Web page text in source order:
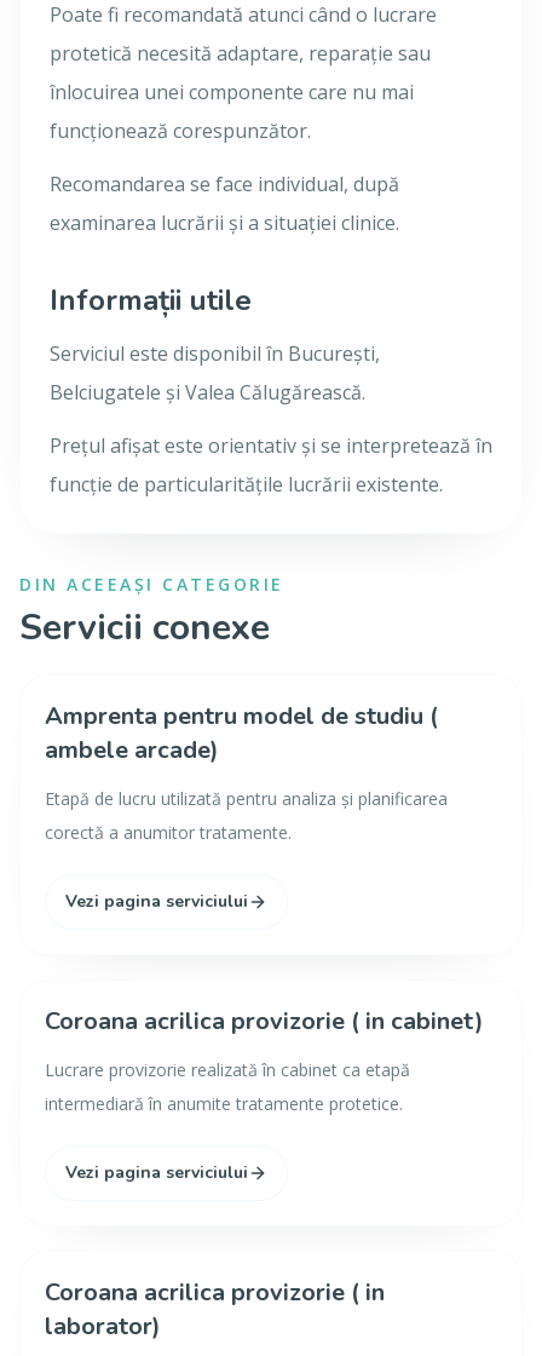
Poate fi recomandată atunci când o lucrare
protetică necesită adaptare, reparație sau
înlocuirea unei componente care nu mai
funcționează corespunzător.
Recomandarea se face individual, după
examinarea lucrării și a situației clinice.
Informații utile
Serviciul este disponibil în București,
Belciugatele și Valea Călugărească.
Prețul afișat este orientativ și se interpretează în
funcție de particularitățile lucrării existente.
DIN ACEEAȘI CATEGORIE
Servicii conexe
Amprenta pentru model de studiu (
ambele arcade)
Etapă de lucru utilizată pentru analiza și planificarea
corectă a anumitor tratamente.
Vezi pagina serviciului
Coroana acrilica provizorie ( in cabinet)
Lucrare provizorie realizată în cabinet ca etapă
intermediară în anumite tratamente protetice.
Vezi pagina serviciului
Coroana acrilica provizorie ( in
laborator)